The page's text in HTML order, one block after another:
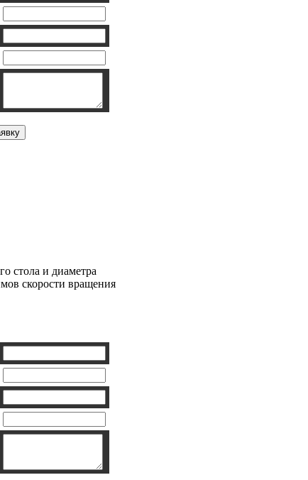
стола и диаметра
скорости вращения